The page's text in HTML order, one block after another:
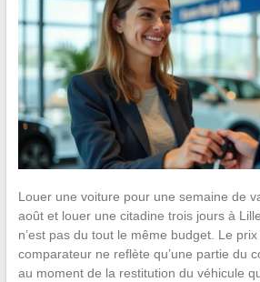
Louer une voiture pour une semaine de
août et louer une citadine trois jours à
n’est pas du tout le même budget. Le
comparateur ne reflète qu’une partie du
au moment de la restitution du véhicule